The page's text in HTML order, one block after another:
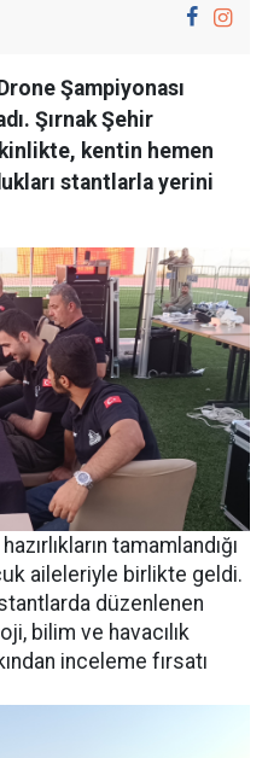
Şampiyonası
Şırnak Şehir
kentin hemen
stantlarla yerini
tamamlandığı
aileleriyle birlikte geldi.
düzenlenen
bilim ve havacılık
inceleme fırsatı